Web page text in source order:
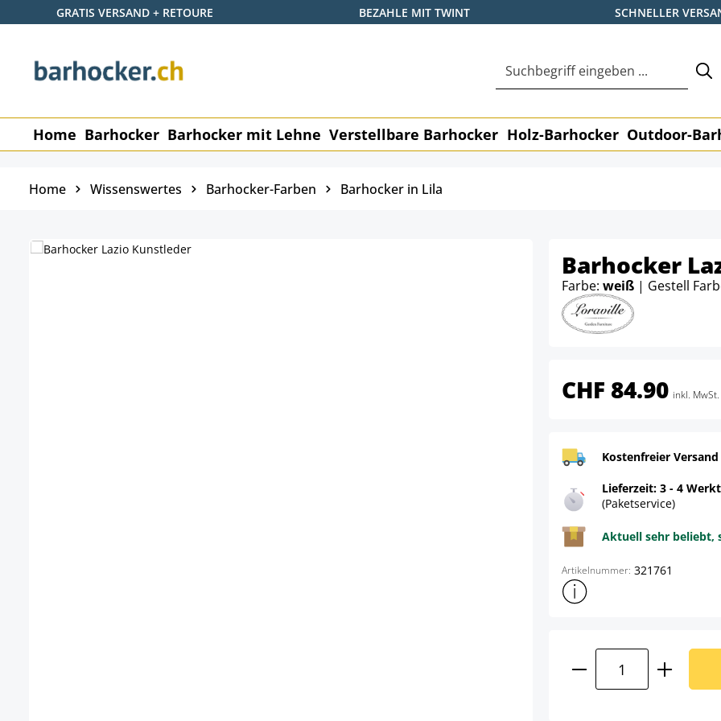
Hauptinhalt springen
Zur Suche springen
Zur Hauptnavigation springen
GRATIS VERSAND + RETOURE BEZAHLE MIT TWINT SCHNELLER
Home Barhocker Barhocker mit Lehne Verstellbare Barhocker Holz-Barhocker Outdoor-
Home Wissenswertes Barhocker-Farben Barhocker in Lila
Barhocker
Farbe: weiß | Gestell
CHF 84.90 inkl. MwSt.
Kostenfreier
Lieferzeit: 3 - 4
(Paketservice)
Aktuell sehr beliebt,
Artikelnummer: 321761
Weitere
Produkt Anzahl: